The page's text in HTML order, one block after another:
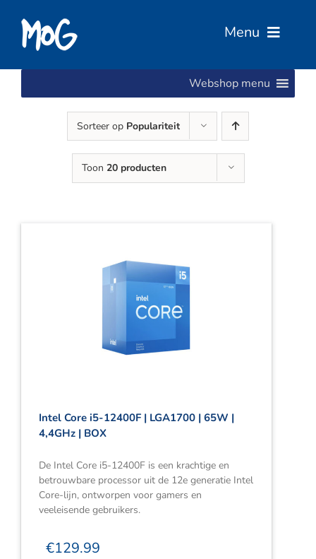
inhoud
Menu
Services
Winkelwagen
Webshop menu
Sorteer op Populariteit
Toon 20 producten
Intel Core i5-12400F | LGA1700 | 65W |
4,4GHz | BOX
De Intel Core i5-12400F is een krachtige en
betrouwbare processor uit de 12e generatie Intel
Core-lijn, ontworpen voor gamers en
veeleisende gebruikers.
€129.99